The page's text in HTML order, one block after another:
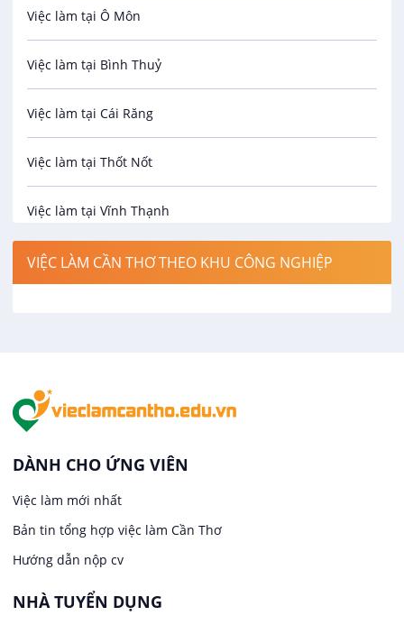
Biên phiên dịch
Công nghệ sinh học
Hàng hải / Hàng không
Việc làm tại Ô Môn
Việc làm tại Bình Thuỷ
Việc làm tại Cái Răng
Việc làm tại Thốt Nốt
Việc làm tại Vĩnh Thạnh
Việc làm tại Cờ Đỏ
Việc làm tại Cái Khế
Việc làm tại Tân An
Việc làm tại An Bình
Việc làm tại Thới An Đông
Việc làm tại Long Tuyền
VIỆC LÀM CẦN THƠ THEO KHU CÔNG NGHIỆP
DÀNH CHO ỨNG VIÊN
Việc làm mới nhất
Bản tin tổng hợp việc làm Cần Thơ
Hướng dẫn nộp cv
NHÀ TUYỂN DỤNG